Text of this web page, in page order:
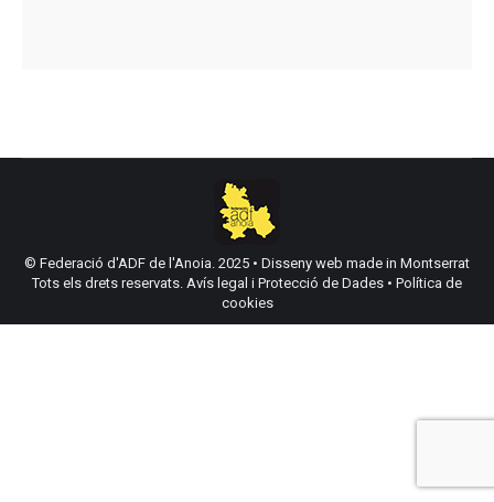
© Federació d'ADF de l'Anoia. 2025 • Disseny web made in Montserrat
Tots els drets reservats. Avís legal i Protecció de Dades • Política de
cookies